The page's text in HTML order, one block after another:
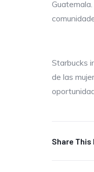
Guatemala.
Starbucks
de las
Share This